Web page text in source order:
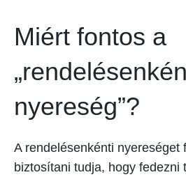
Miért fontos a
nyereség”?
A rendelésenkénti nyereséget
biztosítani tudja, hogy fedezni